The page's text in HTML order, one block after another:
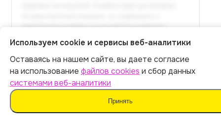
Итог:399р.
Оплатить
Используем cookie и сервисы веб-аналитики
Оставаясь на нашем сайте, вы даете согласие
на использование файлов cookies и сбор данных
системами веб-аналитики
Принять